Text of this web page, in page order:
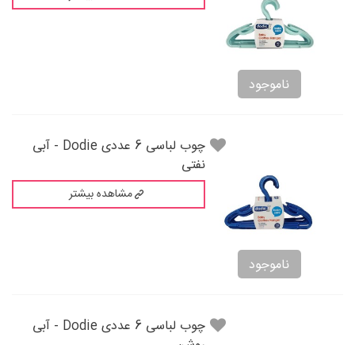
ناموجود
ناموجود
چوب لباسی 6 عددی Dodie - آبی
نفتی‌
مشاهده بیشتر
چوب لباسی 6 عددی Dodie - آبی